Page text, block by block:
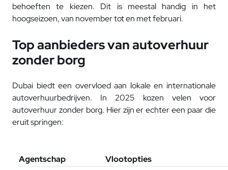
behoeften te kiezen. Dit is meestal handig in het
hoogseizoen, van november tot en met februari.
Top aanbieders van autoverhuur
zonder borg
Dubai biedt een overvloed aan lokale en internationale
autoverhuurbedrijven. In 2025 kozen velen voor
autoverhuur zonder borg. Hier zijn er echter een paar die
eruit springen:
Agentschap
Vlootopties